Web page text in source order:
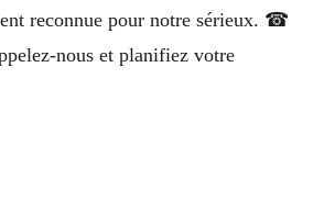
reconnue pour notre sérieux. ☎
nous et planifiez votre